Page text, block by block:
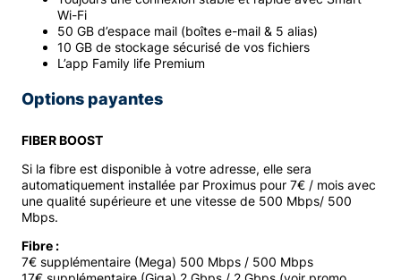
Wi-Fi
50 GB d’espace mail (boîtes e-mail & 5 alias)
10 GB de stockage sécurisé de vos fichiers
L’app Family life Premium
Options payantes
FIBER BOOST
Si la fibre est disponible à votre adresse, elle sera
automatiquement installée par Proximus pour 7€ / mois avec
une qualité supérieure et une vitesse de 500 Mbps/ 500
Mbps.
Fibre :
7€ supplémentaire (Mega) 500 Mbps / 500 Mbps